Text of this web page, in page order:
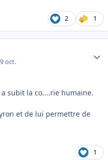
2 1
oct.
subit la co....rie humaine.
et de lui permettre de
1